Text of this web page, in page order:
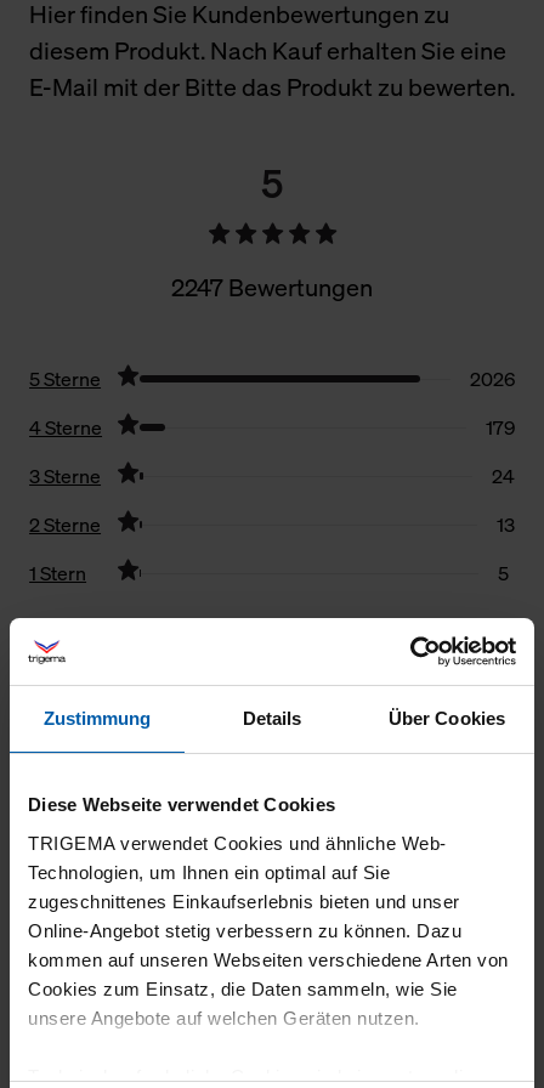
Zustimmung Details Über Cookies
Diese Webseite verwendet Cookies
TRIGEMA verwendet Cookies und ähnliche Web-
Technologien, um Ihnen ein optimal auf Sie
zugeschnittenes Einkaufserlebnis bieten und unser
Online-Angebot stetig verbessern zu können. Dazu
kommen auf unseren Webseiten verschiedene Arten von
Cookies zum Einsatz, die Daten sammeln, wie Sie
unsere Angebote auf welchen Geräten nutzen.
Technisch erforderliche Cookies sind eine notwendige
Hier finden Sie Kundenbewertungen zu
diesem Produkt. Nach Kauf erhalten Sie eine
E-Mail mit der Bitte das Produkt zu bewerten.
5
2247 Bewertungen
5 Sterne
2026
4 Sterne
179
3 Sterne
24
2 Sterne
13
1 Stern
5
28.07.2026
26.07.2026
5
Auch hier: Wiederholungskauf, Qualität super